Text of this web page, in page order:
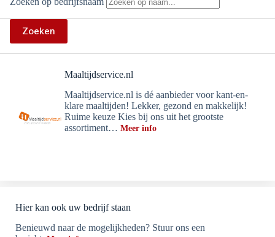
Zoeken
Maaltijdservice.nl
Maaltijdservice.nl is dé aanbieder voor kant-en-
klare maaltijden! Lekker, gezond en makkelijk!
Ruime keuze Kies bij ons uit het grootste
assortiment… Meer info
Hier kan ook uw bedrijf staan
Benieuwd naar de mogelijkheden? Stuur ons een